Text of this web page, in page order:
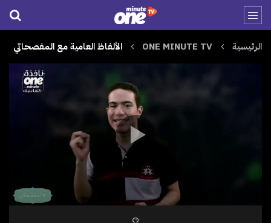
الرئيسية ONE MINUTE TV الألفاظ العامية مع المفصحاتي